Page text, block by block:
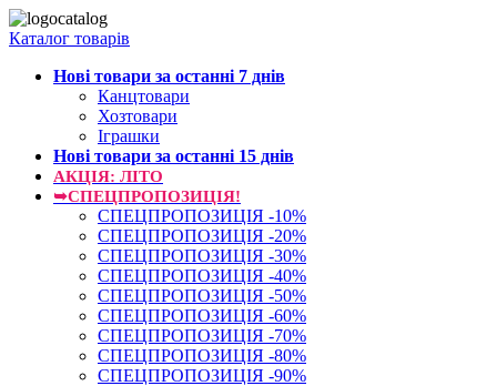
Каталог товарів
Нові товари за останнi 7 днiв
Канцтовари
Хозтовари
Іграшки
Нові товари за останнi 15 днiв
АКЦІЯ: ЛІТО
➥СПЕЦПРОПОЗИЦІЯ!
СПЕЦПРОПОЗИЦІЯ -10%
СПЕЦПРОПОЗИЦІЯ -20%
СПЕЦПРОПОЗИЦІЯ -30%
СПЕЦПРОПОЗИЦІЯ -40%
СПЕЦПРОПОЗИЦІЯ -50%
СПЕЦПРОПОЗИЦІЯ -60%
СПЕЦПРОПОЗИЦІЯ -70%
СПЕЦПРОПОЗИЦІЯ -80%
СПЕЦПРОПОЗИЦІЯ -90%